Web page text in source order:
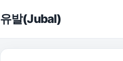
유발(Jubal)